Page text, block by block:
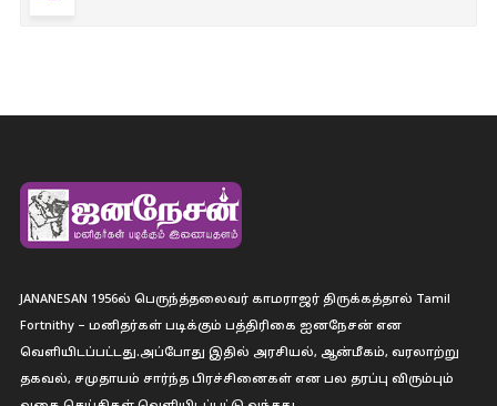
JANANESAN 1956ல் பெருந்த்தலைவர் காமராஜர் திருக்கத்தால் Tamil
Fortnithy – மனிதர்கள் படிக்கும் பத்திரிகை ஐனநேசன் என
வெளியிடப்பட்டது.அப்போது இதில் அரசியல், ஆன்மீகம், வரலாற்று
தகவல், சமுதாயம் சார்ந்த பிரச்சினைகள் என பல தரப்பு விரும்பும்